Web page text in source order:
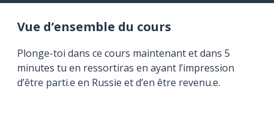
Vue d’ensemble du cours
Plonge-toi dans ce cours maintenant et dans 5
minutes tu en ressortiras en ayant l’impression
d’être parti.e en Russie et d’en être revenu.e.